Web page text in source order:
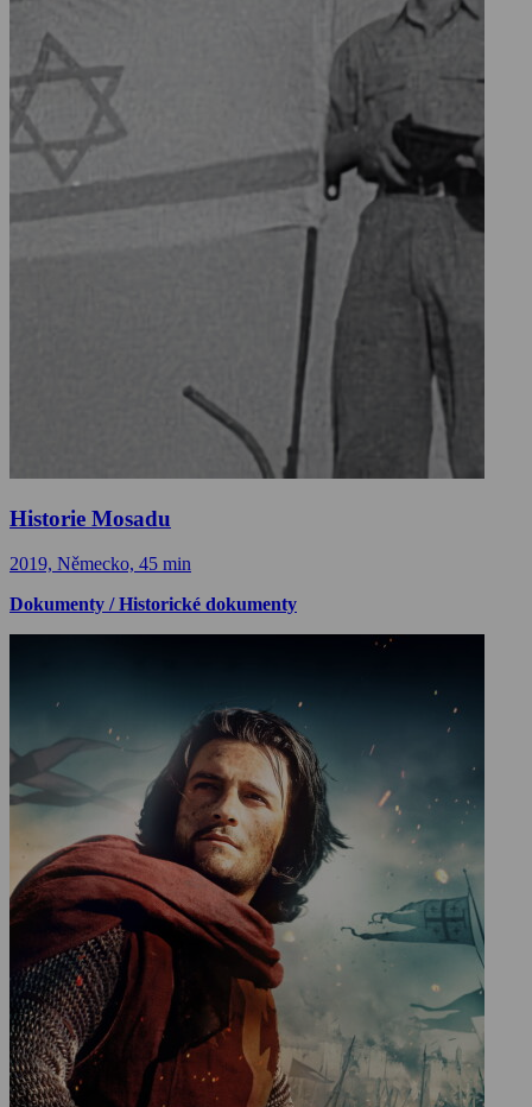
Historie Mosadu
2019, Německo, 45 min
Dokumenty / Historické dokumenty